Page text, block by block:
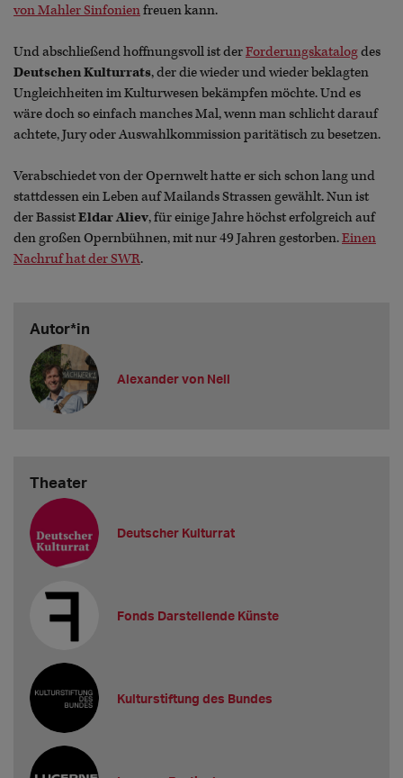
von Mahler Sinfonienfreuen kann.
Und abschließend hoffnungsvoll ist derForderungskatalogdes
Deutschen Kulturrats, der die wieder und wieder beklagten
Ungleichheiten im Kulturwesen bekämpfen möchte. Und es
wäre doch so einfach manches Mal, wenn man schlicht darauf
achtete, Jury oder Auswahlkommission paritätisch zu besetzen.
Verabschiedet von der Opernwelt hatte er sich schon lang und
stattdessen ein Leben auf Mailands Strassen gewählt. Nun ist
der BassistEldar Aliev, für einige Jahre höchst erfolgreich auf
den großen Opernbühnen, mit nur 49 Jahren gestorben.Einen
Nachruf hat der SWR.
Autor*in
Alexander von Nell
Theater
Deutscher Kulturrat
Fonds Darstellende Künste
Kulturstiftung des Bundes